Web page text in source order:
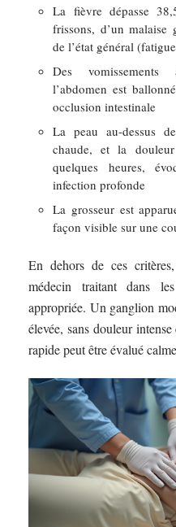
La fièvre dépasse
frissons, d’un malaise
de l’état général
Des vomissements
l’abdomen est
occlusion intestinale
La peau au-dessus
chaude, et la douleur
quelques heures,
infection profonde
La grosseur est
façon visible sur une
En dehors de ces
médecin traitant dans
appropriée. Un ganglion
élevée, sans douleur
rapide peut être évalué